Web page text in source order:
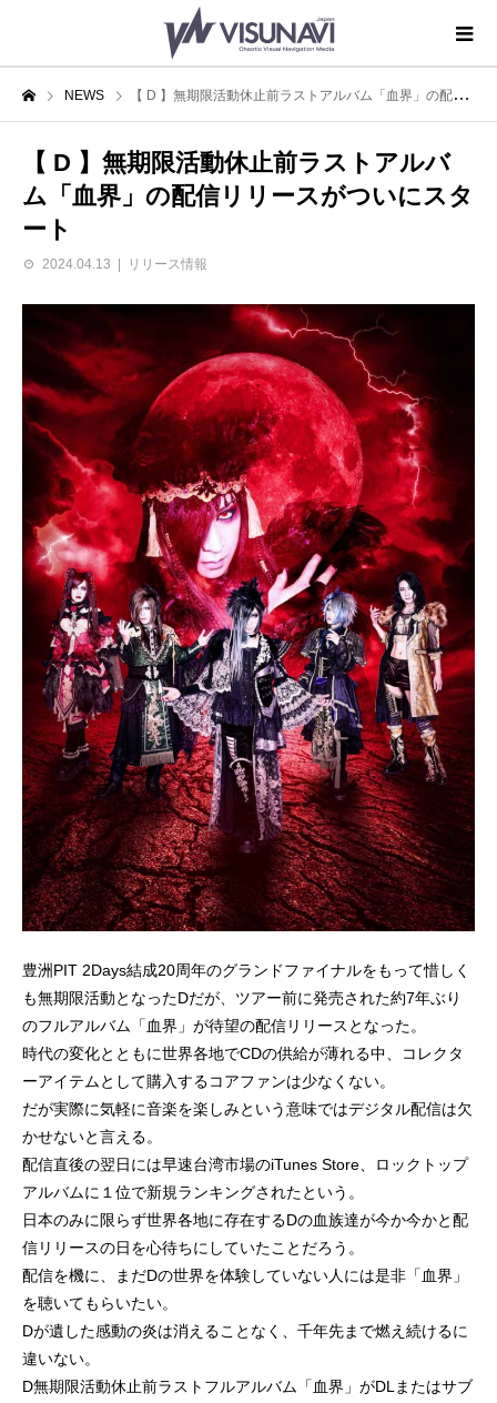
NEWS 【 D 】無期限活動休止前ラストアルバム「血界」の配信リリースがついにスタート
【 D 】無期限活動休止前ラストアルバ
ム「血界」の配信リリースがついにスタ
ート
2024.04.13 リリース情報
豊洲PIT 2Days結成20周年のグランドファイナルをもって惜しく
も無期限活動となったDだが、ツアー前に発売された約7年ぶり
のフルアルバム「血界」が待望の配信リリースとなった。
時代の変化とともに世界各地でCDの供給が薄れる中、コレクタ
ーアイテムとして購入するコアファンは少なくない。
だが実際に気軽に音楽を楽しみという意味ではデジタル配信は欠
かせないと言える。
配信直後の翌日には早速台湾市場のiTunes Store、ロックトップ
アルバムに１位で新規ランキングされたという。
日本のみに限らず世界各地に存在するDの血族達が今か今かと配
信リリースの日を心待ちにしていたことだろう。
配信を機に、まだDの世界を体験していない人には是非「血界」
を聴いてもらいたい。
Dが遺した感動の炎は消えることなく、千年先まで燃え続けるに
違いない。
D無期限活動休止前ラストフルアルバム「血界」がDLまたはサブ